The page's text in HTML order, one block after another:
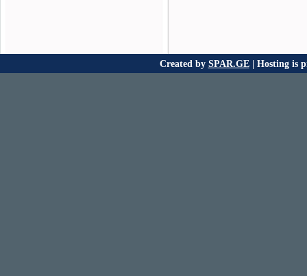
Created by SPAR.GE| Hosting is